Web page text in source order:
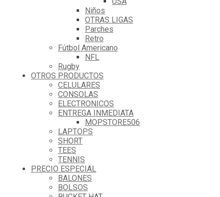
Niños
OTRAS LIGAS
Parches
Retro
Fútbol Americano
NFL
Rugby
OTROS PRODUCTOS
CELULARES
CONSOLAS
ELECTRONICOS
ENTREGA INMEDIATA
MOPSTORE506
LAPTOPS
SHORT
TEES
TENNIS
PRECIO ESPECIAL
BALONES
BOLSOS